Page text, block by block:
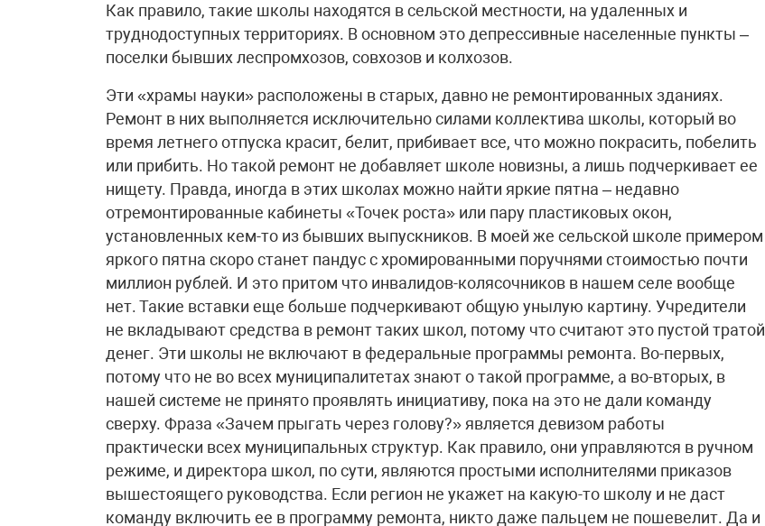
Как правило, такие школы находятся в сельской местности, на удаленных и
труднодоступных территориях. В основном это депрессивные населенные пункты –
поселки бывших леспромхозов, совхозов и колхозов.
Эти «храмы науки» расположены в старых, давно не ремонтированных зданиях.
Ремонт в них выполняется исключительно силами коллектива школы, который во
время летнего отпуска красит, белит, прибивает все, что можно покрасить, побелить
или прибить. Но такой ремонт не добавляет школе новизны, а лишь подчеркивает ее
нищету. Правда, иногда в этих школах можно найти яркие пятна – недавно
отремонтированные кабинеты «Точек роста» или пару пластиковых окон,
установленных кем-то из бывших выпускников. В моей же сельской школе примером
яркого пятна скоро станет пандус с хромированными поручнями стоимостью почти
миллион рублей. И это притом что инвалидов-колясочников в нашем селе вообще
нет. Такие вставки еще больше подчеркивают общую унылую картину. Учредители
не вкладывают средства в ремонт таких школ, потому что считают это пустой тратой
денег. Эти школы не включают в федеральные программы ремонта. Во-первых,
потому что не во всех муниципалитетах знают о такой программе, а во-вторых, в
нашей системе не принято проявлять инициативу, пока на это не дали команду
сверху. Фраза «Зачем прыгать через голову?» является девизом работы
практически всех муниципальных структур. Как правило, они управляются в ручном
режиме, и директора школ, по сути, являются простыми исполнителями приказов
вышестоящего руководства. Если регион не укажет на какую-то школу и не даст
команду включить ее в программу ремонта, никто даже пальцем не пошевелит. Да и